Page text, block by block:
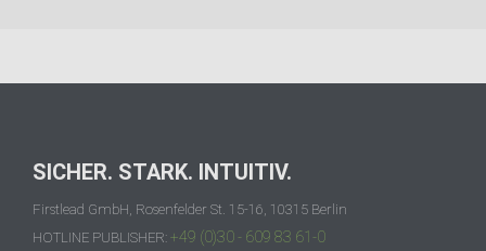
SICHER. STARK. INTUITIV.
Firstlead GmbH, Rosenfelder St. 15-16, 10315 Berlin
HOTLINE PUBLISHER: +49 (0)30 - 609 83 61-0